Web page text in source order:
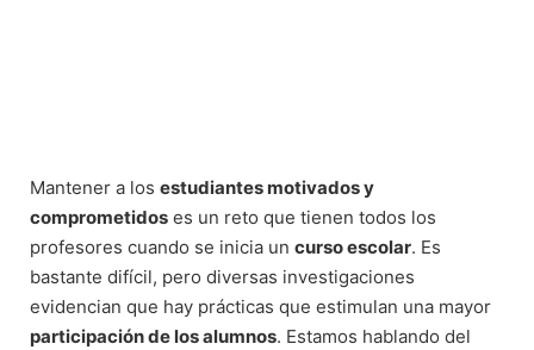
Mantener a los estudiantes motivados y
comprometidos es un reto que tienen todos los
profesores cuando se inicia un curso escolar. Es
bastante difícil, pero diversas investigaciones
evidencian que hay prácticas que estimulan una mayor
participación de los alumnos. Estamos hablando del